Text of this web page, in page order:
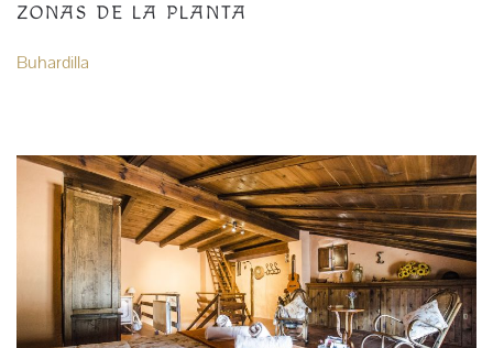
ZONAS DE LA PLANTA
Buhardilla